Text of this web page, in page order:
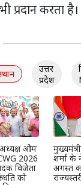
प्रदान करता है।
उत्तर
प्रदेश
ओम
2026
विजेता
को
शर्मा के
अगस्त